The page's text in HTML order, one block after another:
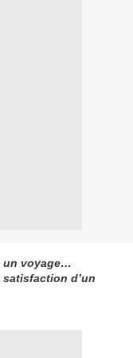
voyage…
d’un